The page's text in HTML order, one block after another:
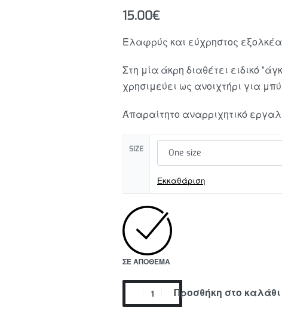
15.00€
Ελαφρύς και εύχρηστος
Στη μία άκρη διαθέτει ειδικό
χρησιμεύει ως ανοιχτήρι για
Άπαραίτητο αναρριχητικό
SIZE
Εκκαθάριση
ΣΕ ΑΠΌΘΕΜΑ
Προσθήκη στο καλάθι